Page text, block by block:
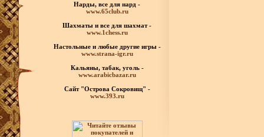
Нарды, все для нард -
www.65club.ru
Шахматы и все для шахмат -
www.1chess.ru
Настольные и любые другие игры -
www.strana-igr.ru
Кальяны, табак, уголь -
www.arabicbazar.ru
Сайт "Острова Сокровищ" -
www.393.ru